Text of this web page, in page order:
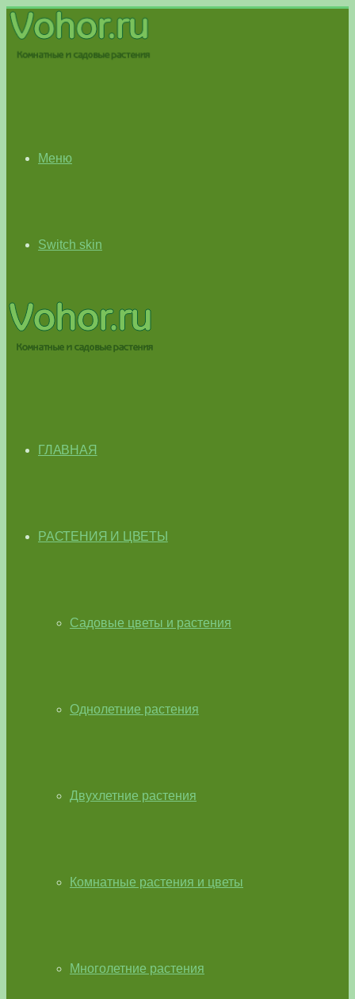
Меню
Switch skin
ГЛАВНАЯ
РАСТЕНИЯ И ЦВЕТЫ
Садовые цветы и растения
Однолетние растения
Двухлетние растения
Комнатные растения и цветы
Многолетние растения